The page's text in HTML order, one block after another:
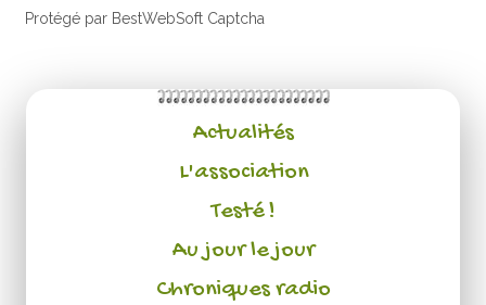
Protégé par BestWebSoft Captcha
Actualités
L'association
Testé !
Au jour le jour
Chroniques radio